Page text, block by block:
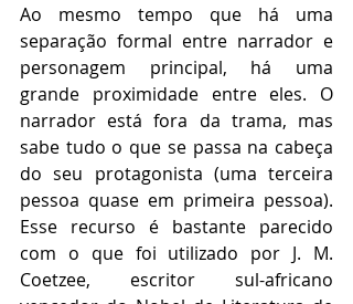
Ao mesmo tempo que há uma
separação formal entre narrador e
personagem principal, há uma
grande proximidade entre eles. O
narrador está fora da trama, mas
sabe tudo o que se passa na cabeça
do seu protagonista (uma terceira
pessoa quase em primeira pessoa).
Esse recurso é bastante parecido
com o que foi utilizado por J. M.
Coetzee, escritor sul-africano